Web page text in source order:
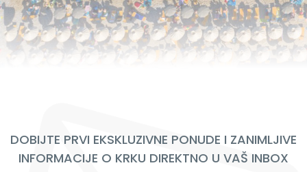
DOBIJTE PRVI EKSKLUZIVNE PONUDE I ZANIMLJIVE
INFORMACIJE O KRKU DIREKTNO U VAŠ INBOX